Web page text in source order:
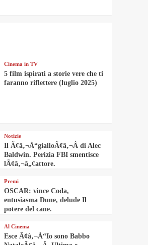
Cinema in TV
5 film ispirati a storie vere che ti
faranno riflettere (luglio 2025)
Notizie
Il Ã¢â‚¬Å“gialloÃ¢â‚¬Â di Alec
Baldwin. Perizia FBI smentisce
lÃ¢â‚¬â„¢attore.
Premi
OSCAR: vince Coda,
entusiasma Dune, delude Il
potere del cane.
Al Cinema
Esce Ã¢â‚¬Å“Io sono Babbo